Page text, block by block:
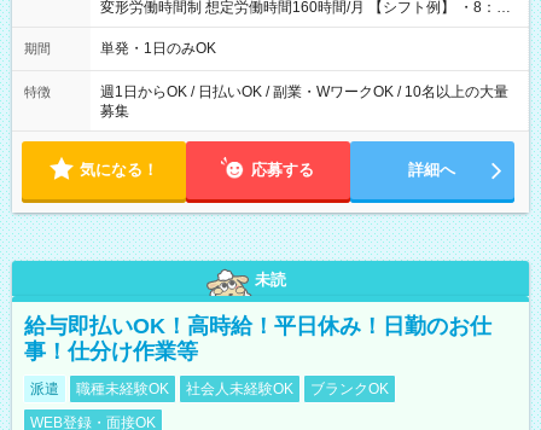
変形労働時間制 想定労働時間160時間/月 【シフト例】 ・8：00
～21：00
期間 単発・1日のみOK
特徴
週1日からOK / 日払いOK / 副業・WワークOK / 10名以上の大量
募集
気になる！ 応募する 詳細へ
未読
給与即払いOK！高時給！平日休み！日勤のお仕
事！仕分け作業等
派遣 職種未経験OK 社会人未経験OK
ブランクOK
WEB登録・面接OK